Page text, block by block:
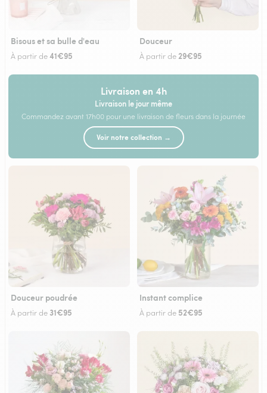
Bisous et sa bulle d'eau
À partir de41€95
Douceur
À partir de 29€95
Livraison en 4h
Livraison le jour même
Commandez avant 17h00 pour une livraison de fleurs dans la journée
Voir notre collection →
Douceur poudrée
À partir de 31€95
Instant complice
À partir de 52€95